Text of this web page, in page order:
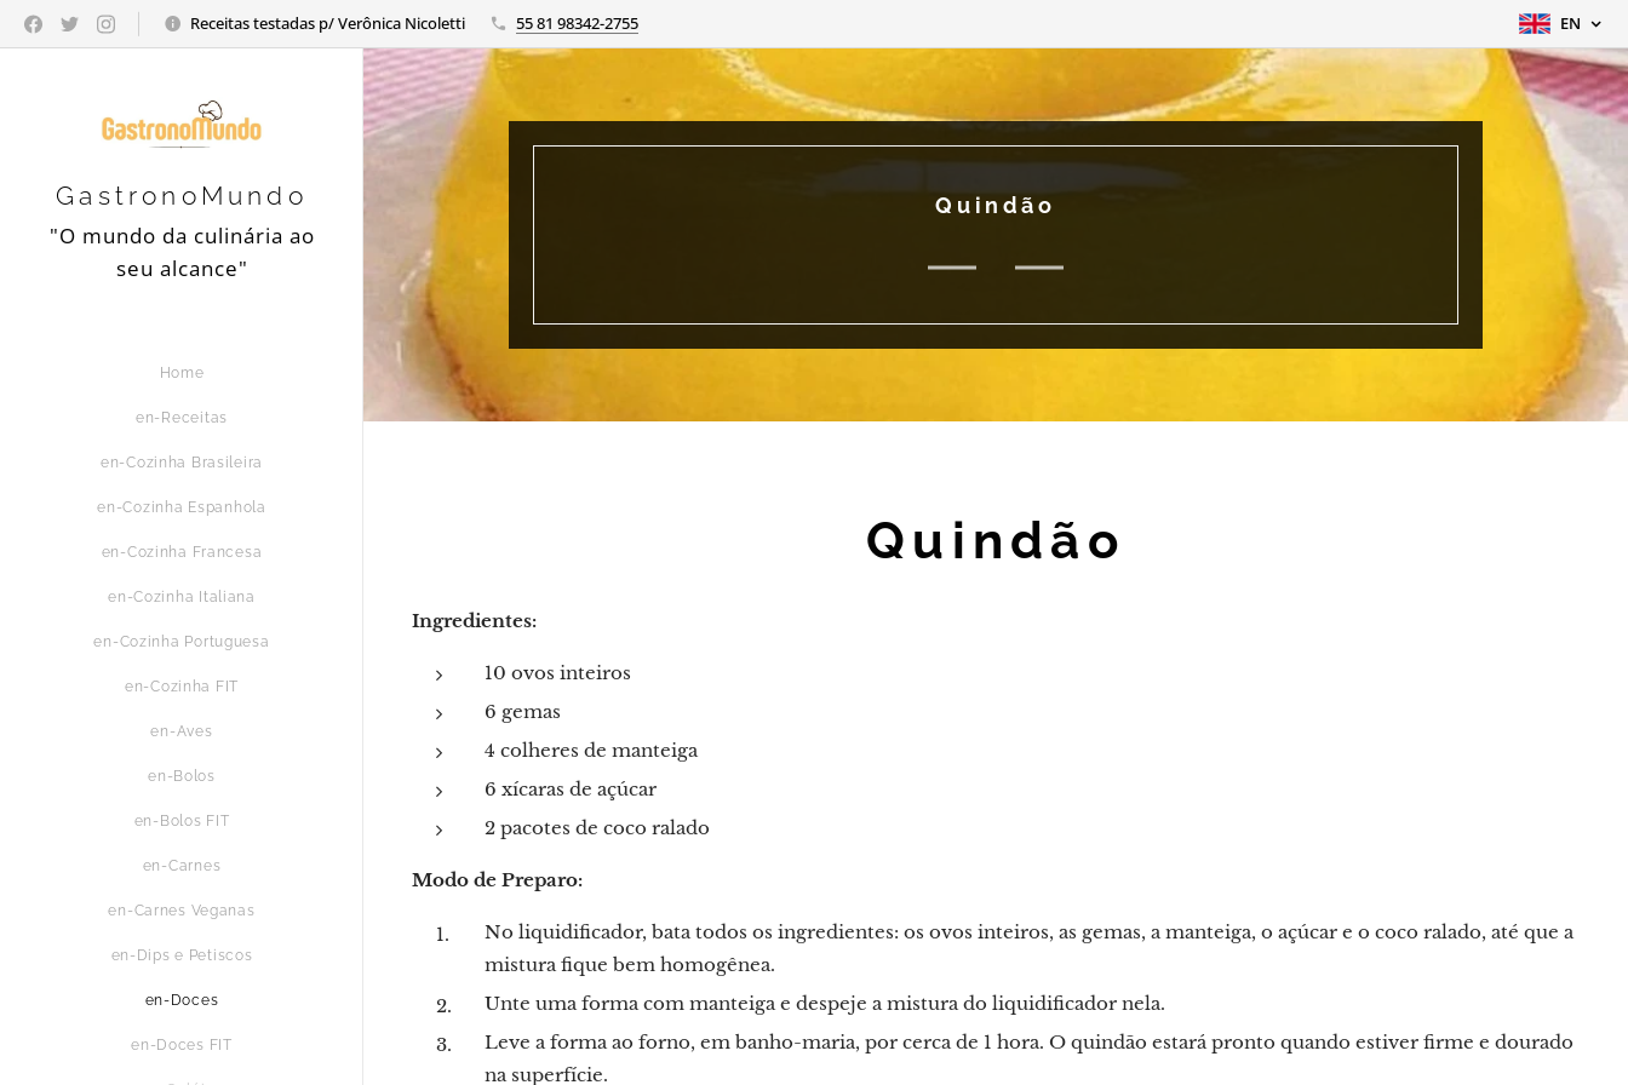
Receitas testadas p/ Verônica Nicoletti 55 81 98342-2755 EN
GastronoMundo
"O mundo da culinária ao
seu alcance"
Home
en-Receitas
en-Cozinha Brasileira
en-Cozinha Espanhola
en-Cozinha Francesa
en-Cozinha Italiana
en-Cozinha Portuguesa
en-Cozinha FIT
en-Aves
en-Bolos
en-Bolos FIT
en-Carnes
en-Carnes Veganas
en-Dips e Petiscos
en-Doces
en-Doces FIT
Quindão
Quindão
Ingredientes:
10 ovos inteiros
6 gemas
4 colheres de manteiga
6 xícaras de açúcar
2 pacotes de coco ralado
Modo de Preparo:
No liquidificador, bata todos os ingredientes: os ovos inteiros, as gemas, a manteiga, o açúcar e o coco ralado, até que a
mistura fique bem homogênea.
Unte uma forma com manteiga e despeje a mistura do liquidificador nela.
Leve a forma ao forno, em banho-maria, por cerca de 1 hora. O quindão estará pronto quando estiver firme e dourado
na superfície.